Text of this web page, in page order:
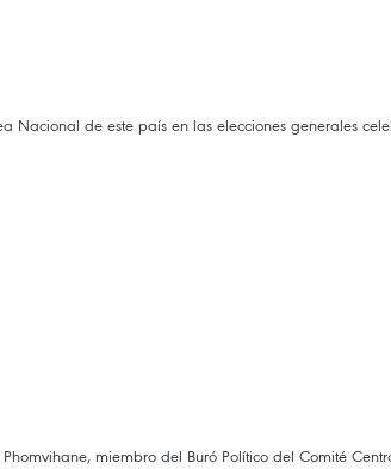
Nacional de este país en las elecciones generales
miembro del Buró Político del Comité